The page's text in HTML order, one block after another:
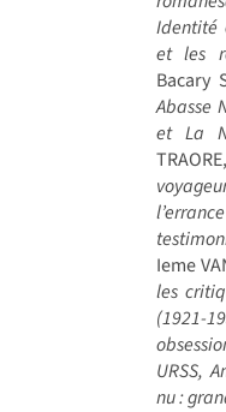
Identité
et les
Bacary
Abasse
et La
Ieme
les
(1921-
URSS,
nu :